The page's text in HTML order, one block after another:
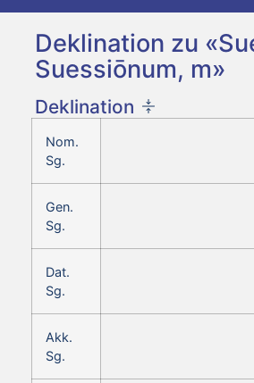
Deklination zu
Suessiōnum, m»
Deklination
Nom.
Sg.
Gen.
Sg.
Dat.
Sg.
Akk.
Sg.